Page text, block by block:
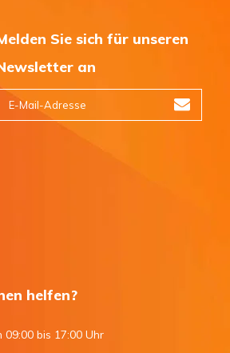
Sie sich für unseren
an
helfen?
bis 17:00 Uhr